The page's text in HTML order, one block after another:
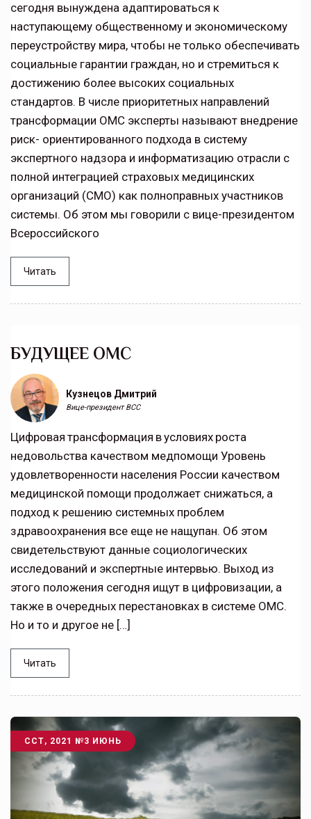
сегодня вынуждена адаптироваться к
наступающему общественному и экономическому
переустройству мира, чтобы не только обеспечивать
социальные гарантии граждан, но и стремиться к
достижению более высоких социальных
стандартов. В числе приоритетных направлений
трансформации ОМС эксперты называют внедрение
риск- ориентированного подхода в систему
экспертного надзора и информатизацию отрасли с
полной интеграцией страховых медицинских
организаций (СМО) как полноправных участников
системы. Об этом мы говорили с вице-президентом
Всероссийского
Читать
БУДУЩЕЕ ОМС
Кузнецов Дмитрий
Вице-президент ВСС
Цифровая трансформация в условиях роста
недовольства качеством медпомощи Уровень
удовлетворенности населения России качеством
медицинской помощи продолжает снижаться, а
подход к решению системных проблем
здравоохранения все еще не нащупан. Об этом
свидетельствуют данные социологических
исследований и экспертные интервью. Выход из
этого положения сегодня ищут в цифровизации, а
также в очередных перестановках в системе ОМС.
Но и то и другое не […]
Читать
ССТ, 2021 №3 ИЮНЬ